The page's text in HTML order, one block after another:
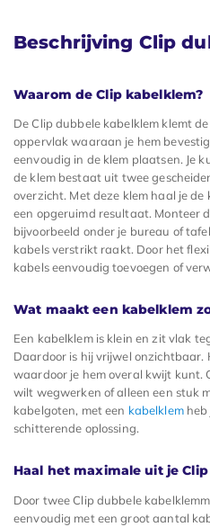
Beschrijving Clip
Waarom de Clip kabelklem?
De Clip dubbele kabelklem klemt
oppervlak waaraan je hem
eenvoudig in de klem plaatsen. Je
de klem bestaat uit twee
overzicht. Met deze klem haal je
een opgeruimd resultaat. Monteer
bijvoorbeeld onder je bureau of
kabels verstrikt raakt. Door het
kabels eenvoudig toevoegen of
Wat maakt een kabelklem
Een kabelklem is klein en zit vlak
Daardoor is hij vrijwel onzichtbaar.
waardoor je hem overal kwijt kunt.
wilt wegwerken of alleen een stuk
kabelgoten, met een kabelklemheb
schitterende oplossing.
Haal het maximale uit je
Door twee Clip dubbele
eenvoudig met een groot aantal